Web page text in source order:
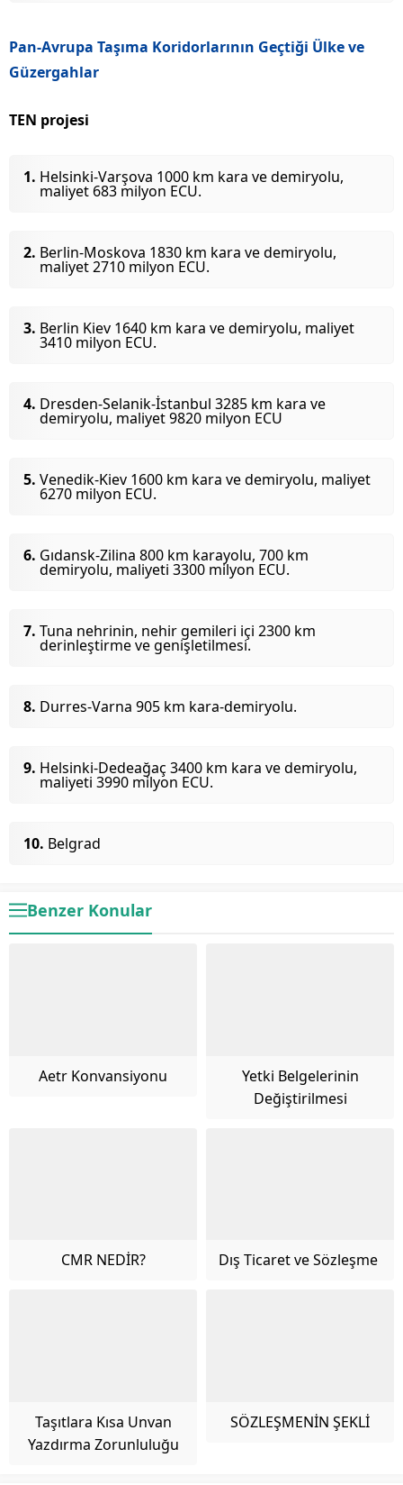
Pan-Avrupa Taşıma Koridorlarının Geçtiği Ülke ve
Güzergahlar
TEN projesi
Helsinki-Varşova 1000 km kara ve demiryolu,
maliyet 683 milyon ECU.
Berlin-Moskova 1830 km kara ve demiryolu,
maliyet 2710 milyon ECU.
Berlin Kiev 1640 km kara ve demiryolu, maliyet
3410 milyon ECU.
Dresden-Selanik-İstanbul 3285 km kara ve
demiryolu, maliyet 9820 milyon ECU
Venedik-Kiev 1600 km kara ve demiryolu, maliyet
6270 milyon ECU.
Gıdansk-Zilina 800 km karayolu, 700 km
demiryolu, maliyeti 3300 milyon ECU.
Tuna nehrinin, nehir gemileri içi 2300 km
derinleştirme ve genişletilmesi.
Durres-Varna 905 km kara-demiryolu.
Helsinki-Dedeağaç 3400 km kara ve demiryolu,
maliyeti 3990 milyon ECU.
Belgrad
Benzer Konular
Aetr Konvansiyonu
Yetki Belgelerinin
Değiştirilmesi
CMR NEDİR? Dış Ticaret ve Sözleşme
Taşıtlara Kısa Unvan
Yazdırma Zorunluluğu
SÖZLEŞMENİN ŞEKLİ